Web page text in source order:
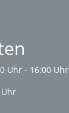
Uhr - 16:00 Uhr